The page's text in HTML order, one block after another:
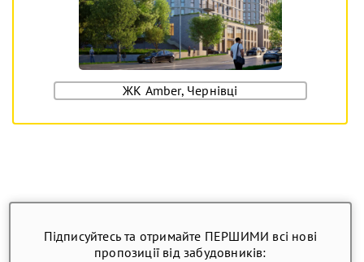
ЖК Amber, Чернівці
Підписуйтесь та отримайте ПЕРШИМИ всі нові
пропозиції від забудовників: